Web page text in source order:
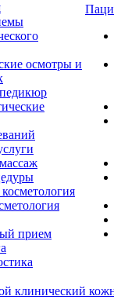
осмотры и
прием